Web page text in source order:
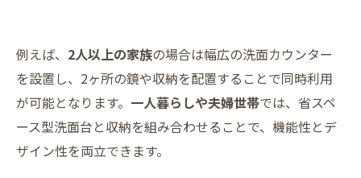
例えば、 2人以上の家族の場合は幅広の洗面カウンター
を設置し、2ヶ所の鏡や収納を配置することで同時利用
が可能となります。 一人暮らしや夫婦世帯では、省スペ
ース型洗面台と収納を組み合わせることで、機能性とデ
ザイン性を両立できます。